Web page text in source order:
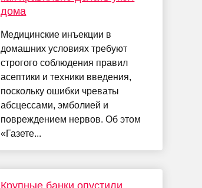
дома
Медицинские инъекции в
домашних условиях требуют
строгого соблюдения правил
асептики и техники введения,
поскольку ошибки чреваты
абсцессами, эмболией и
повреждением нервов. Об этом
«Газете...